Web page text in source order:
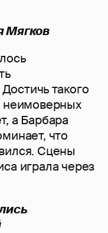
Мягков
такого
неимоверных
а Барбара
что
Сцены
играла через